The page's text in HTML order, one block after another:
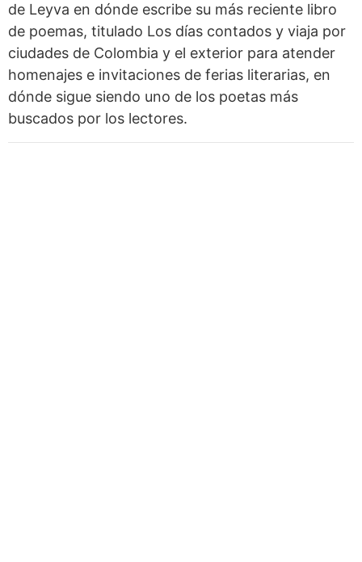
de Leyva en dónde escribe su más reciente libro
de poemas, titulado Los días contados y viaja por
ciudades de Colombia y el exterior para atender
homenajes e invitaciones de ferias literarias, en
dónde sigue siendo uno de los poetas más
buscados por los lectores.